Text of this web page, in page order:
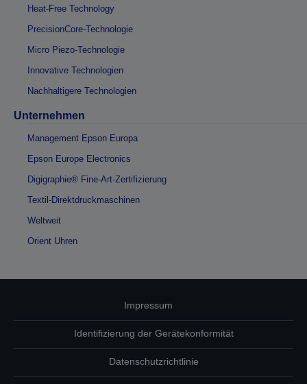
Heat-Free Technology
PrecisionCore-Technologie
Micro Piezo-Technologie
Innovative Technologien
Nachhaltigere Technologien
Unternehmen
Management Epson Europa
Epson Europe Electronics
Digigraphie® Fine-Art-Zertifizierung
Textil-Direktdruckmaschinen
Weltweit
Orient Uhren
Impressum
Identifizierung der Gerätekonformität
Datenschutzrichtlinie